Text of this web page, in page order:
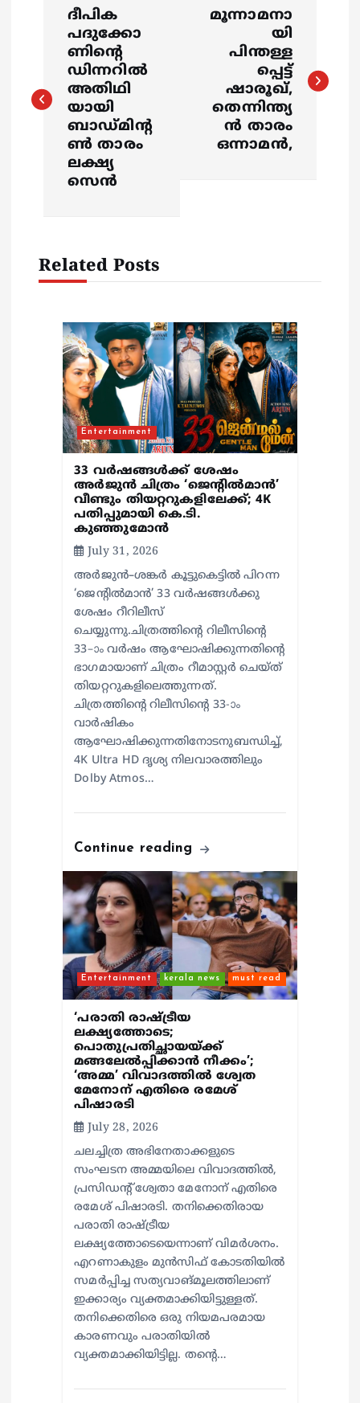
s
t
ദീപിക
പദുക്കോ
ണിന്‍റെ
ഡിന്നറില്‍
അതിഥി
യായി
ബാഡ്മിന്‍റ
ണ്‍ താരം
ലക്ഷ്യ
സെന്‍
മൂന്നാമനാ
യി
പിന്തള്ള
പ്പെട്ട്
ഷാരൂഖ്,
തെന്നിന്ത്യ
ൻ താരം
ഒന്നാമൻ,
Related Posts
Entertainment
33 വർഷങ്ങൾക്ക് ശേഷം
അർജുൻ ചിത്രം ‘ജെന്റിൽമാൻ’
വീണ്ടും തിയറ്ററുകളിലേക്ക്; 4K
പതിപ്പുമായി കെ.ടി.
കുഞ്ഞുമോൻ
July 31, 2026
അർജുൻ–ശങ്കർ കൂട്ടുകെട്ടിൽ പിറന്ന
‘ജെന്റിൽമാൻ’ 33 വർഷങ്ങൾക്കു
ശേഷം റീറിലീസ്
ചെയ്യുന്നു.ചിത്രത്തിന്റെ റിലീസിന്റെ
33–ാം വർഷം ആഘോഷിക്കുന്നതിന്റെ
ഭാഗമായാണ് ചിത്രം റീമാസ്റ്റർ ചെയ്ത്
തിയറ്ററുകളിലെത്തുന്നത്.
ചിത്രത്തിന്റെ റിലീസിന്റെ 33-ാം
വാർഷികം
ആഘോഷിക്കുന്നതിനോടനുബന്ധിച്ച്,
4K Ultra HD ദൃശ്യ നിലവാരത്തിലും
Dolby Atmos…
Continue reading
Entertainment kerala news must read
‘പരാതി രാഷ്ട്രീയ
ലക്ഷ്യത്തോടെ;
പൊതുപ്രതിച്ഛായയ്ക്ക്
മങ്ങലേല്‍പ്പിക്കാന്‍ നീക്കം’;
‘അമ്മ’ വിവാദത്തില്‍ ശ്വേത
മേനോന് എതിരെ രമേശ്
പിഷാരടി
July 28, 2026
ചലച്ചിത്ര അഭിനേതാക്കളുടെ
സംഘടന അമ്മയിലെ വിവാദത്തില്‍,
പ്രസിഡന്റ് ശ്വേതാ മേനോന് എതിരെ
രമേശ് പിഷാരടി. തനിക്കെതിരായ
പരാതി രാഷ്ട്രീയ
ലക്ഷ്യത്തോടെയെന്നാണ് വിമര്‍ശനം.
എറണാകുളം മുന്‍സിഫ് കോടതിയില്‍
സമര്‍പ്പിച്ച സത്യവാങ്മൂലത്തിലാണ്
ഇക്കാര്യം വ്യക്തമാക്കിയിട്ടുള്ളത്.
തനിക്കെതിരെ ഒരു നിയമപരമായ
കാരണവും പരാതിയില്‍
വ്യക്തമാക്കിയിട്ടില്ല. തന്റെ…